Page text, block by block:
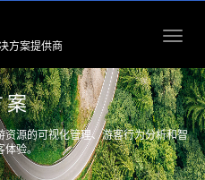
方案提供商
案
源的可视化管理、游客行为分析和智
体验。